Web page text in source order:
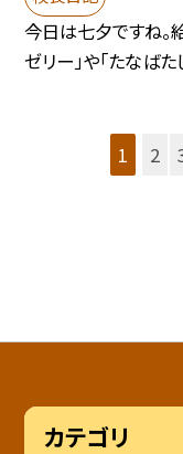
今日は七夕ですね。
ゼリー」や「たなばた
1 2
カテゴリ